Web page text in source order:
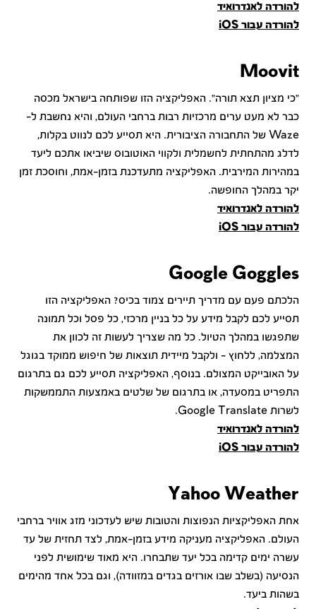
להורדה לאנדרואיד
להורדה עבור iOS
Moovit
"כי מציון תצא תורה". האפליקציה הזו שפותחה בישראל מכסה
כבר לא מעט ערים מרכזיות רבות ברחבי העולם, והיא נחשבת ל-
Waze של התחבורה הציבורית. היא תסייע לכם לנווט בקלות,
לדלג מהתחתית לחשמלית ולקווי האוטובוס שיביאו אתכם ליעד
במהירות המירבית. האפליקציה מתעדכנת בזמן-אמת, וחוסכת זמן
יקר במהלך החופשה.
להורדה לאנדרואיד
להורדה עבור iOS
Google Goggles
הלכתם פעם עם מדריך תיירים צמוד בכיס? האפליקציה הזו
תסייע לכם לקבל מידע על כל בניין מרכזי, כל פסל וכל תמונה
שתפגשו במהלך הטיול. כל מה שצריך לעשות זה לכוון את
המצלמה, ללחוץ – ולקבל מיידית תוצאות של חיפוש ממוקד בגוגל
על האובייקט המצולם. בנוסף, האפליקציה תסייע לכם גם בתרגום
התפריט במסעדה, או בתרגום של שלטים באמצעות התממשקות
לשרות
להורדה לאנדרואיד
להורדה עבור iOS
Yahoo Weather
אחת האפליקציות הנפוצות והטובות שיש לעדכוני מזג אוויר ברחבי
העולם. האפליקציה מעניקה מידע בזמן-אמת, לצד תחזית של עד
עשרה ימים קדימה בכל יעד שתבחרו. היא מאוד שימושית לפני
הנסיעה (בשלב שבו אורזים בגדים במזוודה), וגם בכל אחד מהימים
בשהות ביעד.